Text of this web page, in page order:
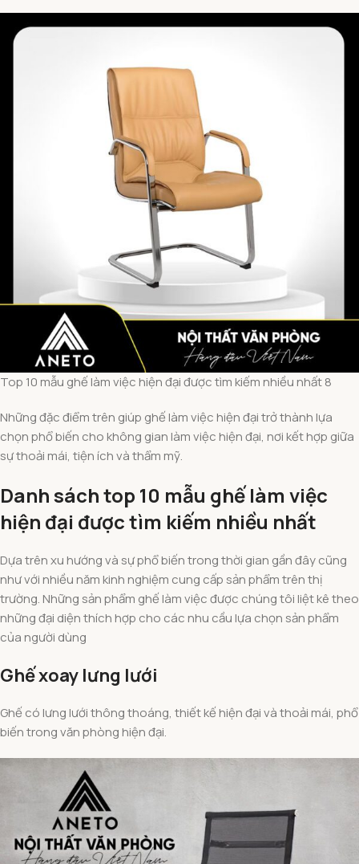
Top 10 mẫu ghế làm việc hiện đại được tìm kiếm nhiều nhất 8
Những đặc điểm trên giúp ghế làm việc hiện đại trở thành lựa
chọn phổ biến cho không gian làm việc hiện đại, nơi kết hợp giữa
sự thoải mái, tiện ích và thẩm mỹ.
Danh sách top 10 mẫu ghế làm việc
hiện đại được tìm kiếm nhiều nhất
Dựa trên xu hướng và sự phổ biến trong thời gian gần đây cũng
như với nhiều năm kinh nghiệm cung cấp sản phẩm trên thị
trường. Những sản phẩm ghế làm việc được chúng tôi liệt kê theo
những đại diện thích hợp cho các nhu cầu lựa chọn sản phẩm
của người dùng
Ghế xoay lưng lưới
Ghế có lưng lưới thông thoáng, thiết kế hiện đại và thoải mái, phổ
biến trong văn phòng hiện đại.